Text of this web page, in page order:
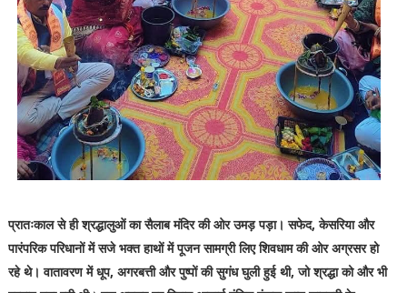
प्रातःकाल से ही श्रद्धालुओं का सैलाब मंदिर की ओर उमड़ पड़ा। सफेद, केसरिया और
पारंपरिक परिधानों में सजे भक्त हाथों में पूजन सामग्री लिए शिवधाम की ओर अग्रसर हो
रहे थे। वातावरण में धूप, अगरबत्ती और पुष्पों की सुगंध घुली हुई थी, जो श्रद्धा को और भी